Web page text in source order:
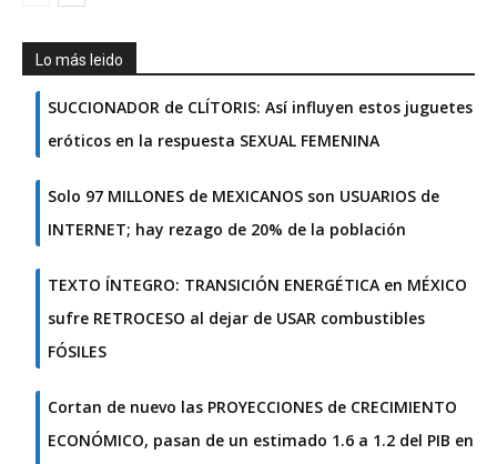
Lo más leido
SUCCIONADOR de CLÍTORIS: Así influyen estos juguetes
eróticos en la respuesta SEXUAL FEMENINA
Solo 97 MILLONES de MEXICANOS son USUARIOS de
INTERNET; hay rezago de 20% de la población
TEXTO ÍNTEGRO: TRANSICIÓN ENERGÉTICA en MÉXICO
sufre RETROCESO al dejar de USAR combustibles
FÓSILES
Cortan de nuevo las PROYECCIONES de CRECIMIENTO
ECONÓMICO, pasan de un estimado 1.6 a 1.2 del PIB en